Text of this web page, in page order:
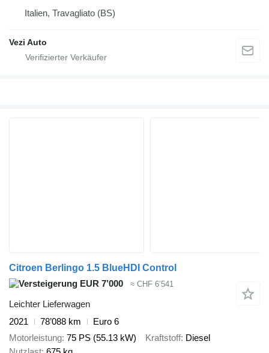
Italien, Travagliato (BS)
Vezi Auto
Citroen Berlingo 1.5 BlueHDI Control
EUR 7’000
≈ CHF 6’541
Leichter Lieferwagen
2021
78’088 km
Euro 6
Motorleistung 75 PS (55.13 kW) Kraftstoff Diesel